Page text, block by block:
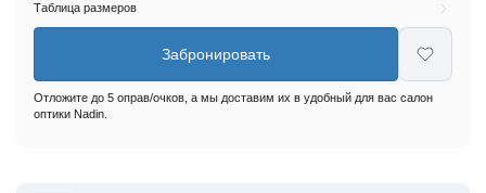
Таблица размеров
Забронировать
Отложите до 5 оправ/очков, а мы доставим их в удобный для вас салон
оптики Nadin.